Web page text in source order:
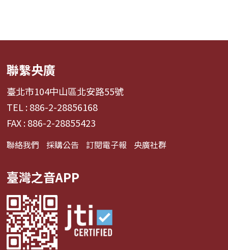
聯繫央廣
臺北市104中山區北安路55號
TEL : 886-2-28856168
FAX : 886-2-28855423
聯絡我們 採購公告 訂閱電子報 央廣社群
臺灣之音APP